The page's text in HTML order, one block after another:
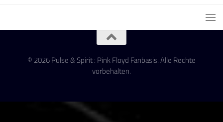
© 2026 Pulse & Spirit : Pink Floyd Fanbasis. Alle Rechte
vorbehalten.